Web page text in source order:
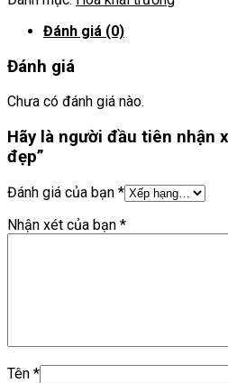
Đánh giá (0)
Đánh giá
Chưa có đánh giá nào.
Hãy là người đầu tiên nhận
đẹp”
Đánh giá của bạn *
Nhận xét của bạn *
Tên *